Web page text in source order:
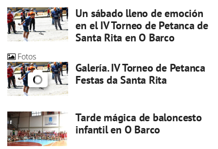
Un sábado lleno de emoción
en el IV Torneo de Petanca de
Santa Rita en O Barco
Fotos
Galería. IV Torneo de Petanca
Festas da Santa Rita
Tarde mágica de baloncesto
infantil en O Barco